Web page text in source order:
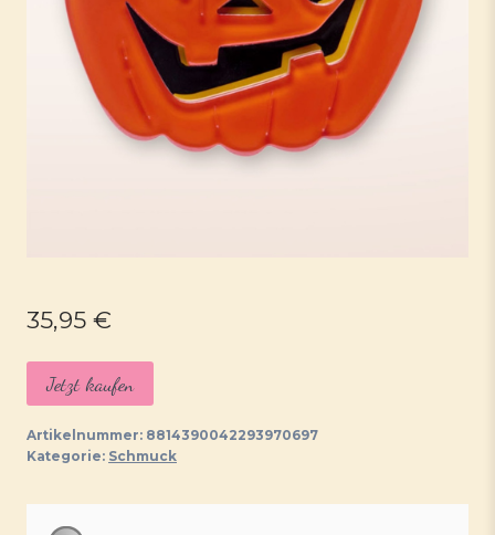
35,95 €
Jetzt kaufen
Artikelnummer: 8814390042293970697
Kategorie: Schmuck